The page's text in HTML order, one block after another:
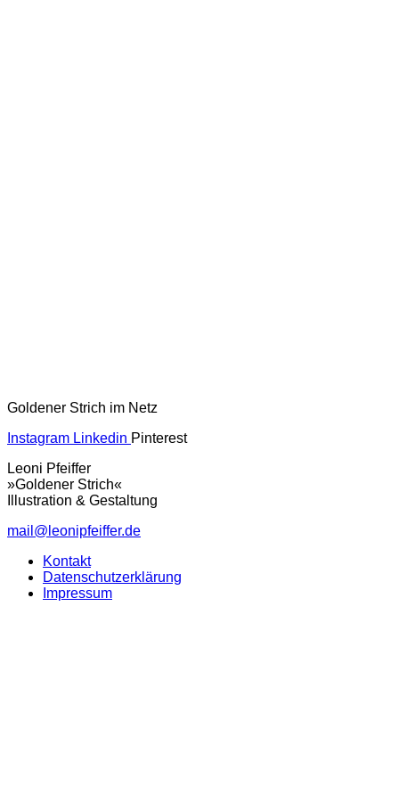
Goldener Strich im Netz
Instagram Linkedin Pinterest
Leoni Pfeiffer
»Goldener Strich«
Illustration & Gestaltung
mail@leonipfeiffer.de
Kontakt
Datenschutzerklärung
Impressum